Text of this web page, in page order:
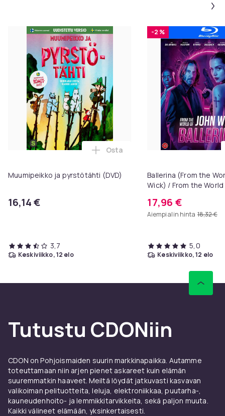
Muumipeikko ja pyrstötähti (DVD)
16,14 €
Lisää Muumipeikko ja
Osta
3,7
keskiviikko, 12 elo
-2 %
Ballerina (From the
Wick) / From the
17,96 €
Aiempi alin hinta 18,32 €
5,0
keskiviikko, 12 elo
Tutustu CDONiin
CDON on Pohjoismaiden suurin markkinapaikka. Autamme
toteuttamaan niin arjen pienet askareet kuin elämän
suuremmatkin haaveet. Meiltä löydät jatkuvasti kasvavan
valikoiman pelituotteita, leluja, elektroniikkaa, puutarha-,
kauneudenhoito- ja lemmikkitarvikkeita, sekä paljon muuta.
Kaikki välineet elämään, yksinkertaisesti.